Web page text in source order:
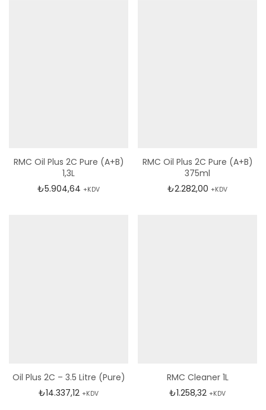
RMC Oil Plus 2C Pure (A+B)
1,3L
₺5.904,64 +KDV
RMC Oil Plus 2C Pure (A+B)
375ml
₺2.282,00 +KDV
Oil Plus 2C – 3.5 Litre (Pure)
₺14.337,12 +KDV
RMC Cleaner 1L
₺1.258,32 +KDV